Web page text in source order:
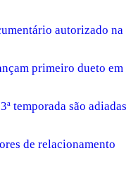
autorizado na
primeiro dueto em
temporada são adiadas
de relacionamento